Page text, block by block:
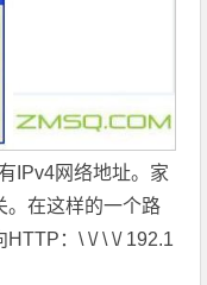
IPv4网络地址。家
。在这样的一个路
：\ \/ \ \/ 192.1